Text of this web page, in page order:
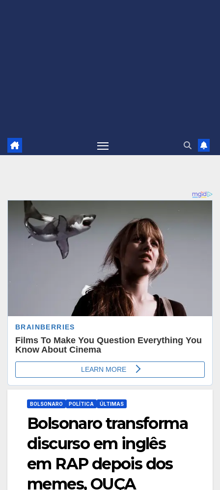
BOLSONARO POLÍTICA ÚLTIMAS
Bolsonaro transforma
discurso em inglês
em RAP depois dos
memes, OUÇA